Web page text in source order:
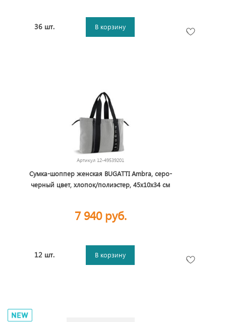
36 шт. В корзину
Артикул 12-49539201
Сумка-шоппер женская BUGATTI Ambra, серо-
черный цвет, хлопок/полиэстер, 45х10х34 см
7 940 руб.
12 шт. В корзину